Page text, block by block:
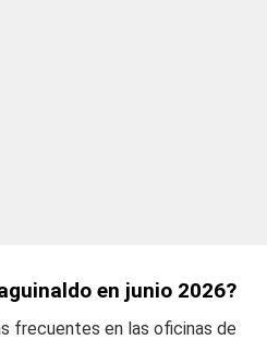
en junio 2026?
frecuentes en las oficinas de